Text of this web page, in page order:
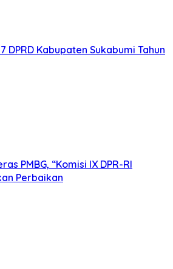
DPRD Kabupaten Sukabumi Tahun
PMBG, “Komisi IX DPR-RI
Perbaikan